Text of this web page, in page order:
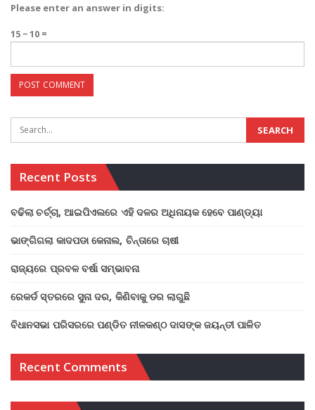
Please enter an answer in digits:
15 − 10 =
Recent Posts
ବଢିଲା ଚର୍ଚ୍ଚା, ଆଇପିଏଲରେ ଏହି ଦଳର ଅଧିନାୟକ ହେବେ ପାଣ୍ଡ୍ୟା
ଭାଙ୍ଗିଗଲା କାଦପଡା କେନାଲ, ଚିନ୍ତାରେ ଚାଷୀ
ରାଜ୍ୟରେ ପ୍ରବଳ ବର୍ଷା ସମ୍ଭାବନା
ରେକର୍ଡ ସ୍ତରରେ ସୁନା ଦର, କିଣିବାକୁ ଡର ଲାଗୁଛି
ବିଧାନସଭା ପରିସରରେ ପଣ୍ଡିତ ନୀଳକଣ୍ଠ ଦାସଙ୍କ ଜୟନ୍ତୀ ପାଳିତ
Recent Comments